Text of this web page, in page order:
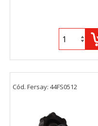
Cód. Fersay: 44FS0512